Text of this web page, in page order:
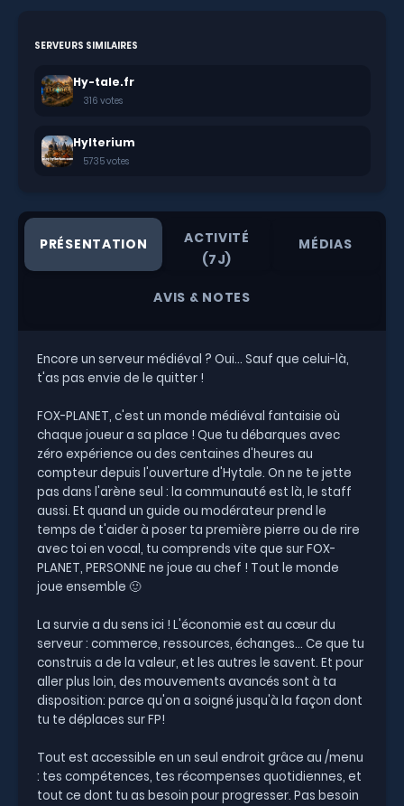
SERVEURS SIMILAIRES
Hy-tale.fr
316 votes
Hylterium
5735 votes
PRÉSENTATION
ACTIVITÉ
(7J)
MÉDIAS
AVIS & NOTES
Encore un serveur médiéval ? Oui... Sauf que celui-là,
t'as pas envie de le quitter !
FOX-PLANET, c'est un monde médiéval fantaisie où
chaque joueur a sa place ! Que tu débarques avec
zéro expérience ou des centaines d'heures au
compteur depuis l'ouverture d'Hytale. On ne te jette
pas dans l'arène seul : la communauté est là, le staff
aussi. Et quand un guide ou modérateur prend le
temps de t'aider à poser ta première pierre ou de rire
avec toi en vocal, tu comprends vite que sur FOX-
PLANET, PERSONNE ne joue au chef ! Tout le monde
joue ensemble 🙂
La survie a du sens ici ! L'économie est au cœur du
serveur : commerce, ressources, échanges... Ce que tu
construis a de la valeur, et les autres le savent. Et pour
aller plus loin, des mouvements avancés sont à ta
disposition: parce qu'on a soigné jusqu'à la façon dont
tu te déplaces sur FP!
Tout est accessible en un seul endroit grâce au /menu
: tes compétences, tes récompenses quotidiennes, et
tout ce dont tu as besoin pour progresser. Pas besoin